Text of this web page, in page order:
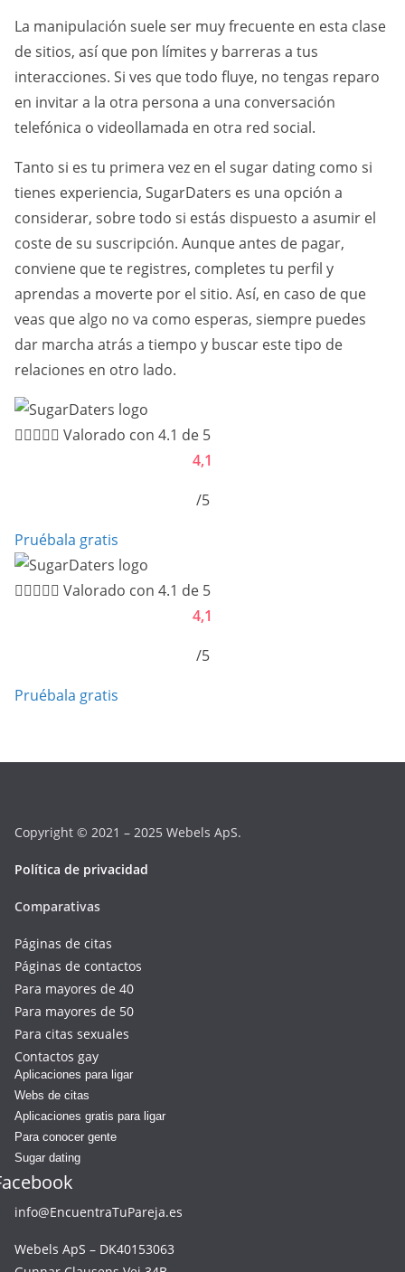
La manipulación suele ser muy frecuente en esta clase
de sitios, así que pon límites y barreras a tus
interacciones. Si ves que todo fluye, no tengas reparo
en invitar a la otra persona a una conversación
telefónica o videollamada en otra red social.
Tanto si es tu primera vez en el sugar dating como si
tienes experiencia, SugarDaters es una opción a
considerar, sobre todo si estás dispuesto a asumir el
coste de su suscripción. Aunque antes de pagar,
conviene que te registres, completes tu perfil y
aprendas a moverte por el sitio. Así, en caso de que
veas que algo no va como esperas, siempre puedes
dar marcha atrás a tiempo y buscar este tipo de
relaciones en otro lado.
 Valorado con 4.1 de 5
4,1
/5
Pruébala gratis
 Valorado con 4.1 de 5
4,1
/5
Pruébala gratis
Copyright © 2021 – 2025 Webels ApS.
Política de privacidad
Comparativas
Páginas de citas
Páginas de contactos
Para mayores de 40
Para mayores de 50
Para citas sexuales
Contactos gay
Aplicaciones para ligar
Webs de citas
Aplicaciones gratis para ligar
Para conocer gente
Sugar dating
info@EncuentraTuPareja.es
Webels ApS – DK40153063